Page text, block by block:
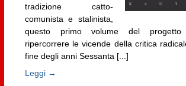
tradizione catto-
comunista e stalinista,
questo primo volume del
ripercorrere le vicende della critica
fine degli anni Sessanta [...]
Leggi →